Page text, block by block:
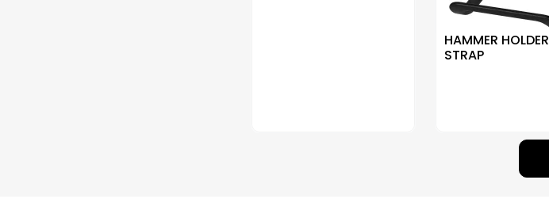
HAMMER HOLDER
STRAP